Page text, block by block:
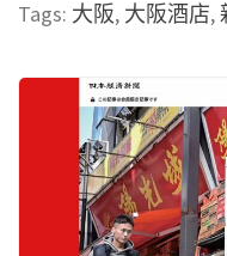
Tags: 大阪, 大阪酒店,